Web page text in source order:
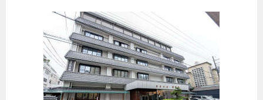
【全室禁煙/バスタブ付】ツイン ★
1泊大人1名 合計（税込）
じゃらんで確認する